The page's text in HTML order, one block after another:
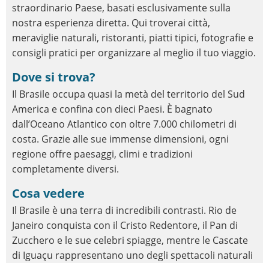
straordinario Paese, basati esclusivamente sulla
nostra esperienza diretta. Qui troverai città,
meraviglie naturali, ristoranti, piatti tipici, fotografie e
consigli pratici per organizzare al meglio il tuo viaggio.
Dove si trova?
Il Brasile occupa quasi la metà del territorio del Sud
America e confina con dieci Paesi. È bagnato
dall’Oceano Atlantico con oltre 7.000 chilometri di
costa. Grazie alle sue immense dimensioni, ogni
regione offre paesaggi, climi e tradizioni
completamente diversi.
Cosa vedere
Il Brasile è una terra di incredibili contrasti. Rio de
Janeiro conquista con il Cristo Redentore, il Pan di
Zucchero e le sue celebri spiagge, mentre le Cascate
di Iguaçu rappresentano uno degli spettacoli naturali